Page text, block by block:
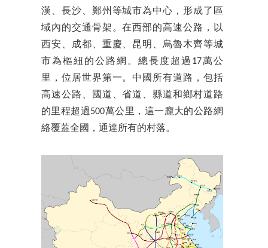
漢、長沙、鄭州等城市為中心，形成了區
域內的交通骨架。在西部的高速公路，以
西安、成都、重慶、昆明、烏魯木齊等城
市為樞紐的公路網。總長度超過17萬公
里，位居世界第一。中國所有道路，包括
高速公路、國道、省道、縣道和鄉村道路
的里程超過500萬公里，這一龐大的公路網
絡覆蓋全國，通達所有的村落。